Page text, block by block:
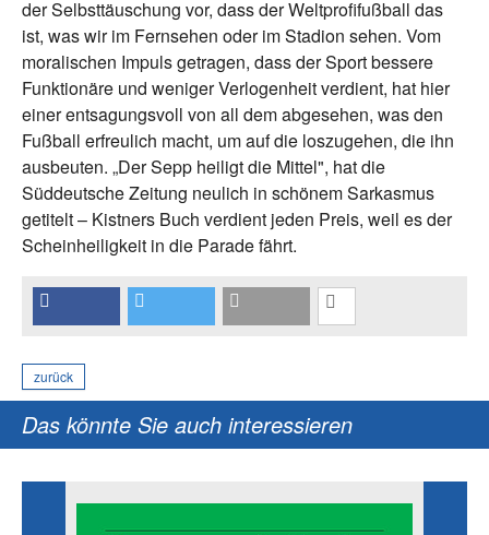
der Selbsttäuschung vor, dass der Weltprofifußball das
ist, was wir im Fernsehen oder im Stadion sehen. Vom
moralischen Impuls getragen, dass der Sport bessere
Funktionäre und weniger Verlogenheit verdient, hat hier
einer entsagungsvoll von all dem abgesehen, was den
Fußball erfreulich macht, um auf die loszugehen, die ihn
ausbeuten. „Der Sepp heiligt die Mittel", hat die
Süddeutsche Zeitung neulich in schönem Sarkasmus
getitelt – Kistners Buch verdient jeden Preis, weil es der
Scheinheiligkeit in die Parade fährt.
zurück
Das könnte Sie auch interessieren